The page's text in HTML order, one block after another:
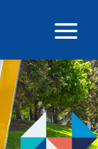
Menu